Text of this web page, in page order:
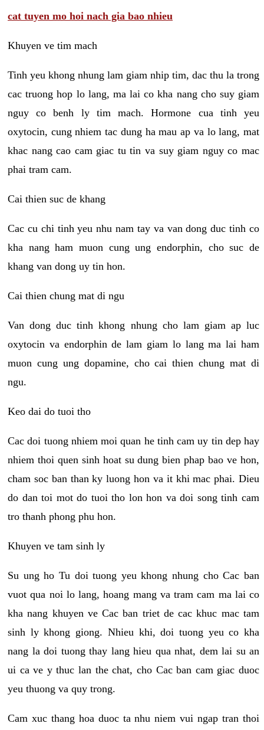
cat tuyen mo hoi nach gia bao nhieu
Khuyen ve tim mach
Tinh yeu khong nhung lam giam nhip tim, dac thu la trong
cac truong hop lo lang, ma lai co kha nang cho suy giam
nguy co benh ly tim mach. Hormone cua tinh yeu
oxytocin, cung nhiem tac dung ha mau ap va lo lang, mat
khac nang cao cam giac tu tin va suy giam nguy co mac
phai tram cam.
Cai thien suc de khang
Cac cu chi tinh yeu nhu nam tay va van dong duc tinh co
kha nang ham muon cung ung endorphin, cho suc de
khang van dong uy tin hon.
Cai thien chung mat di ngu
Van dong duc tinh khong nhung cho lam giam ap luc
oxytocin va endorphin de lam giam lo lang ma lai ham
muon cung ung dopamine, cho cai thien chung mat di
ngu.
Keo dai do tuoi tho
Cac doi tuong nhiem moi quan he tinh cam uy tin dep hay
nhiem thoi quen sinh hoat su dung bien phap bao ve hon,
cham soc ban than ky luong hon va it khi mac phai. Dieu
do dan toi mot do tuoi tho lon hon va doi song tinh cam
tro thanh phong phu hon.
Khuyen ve tam sinh ly
Su ung ho Tu doi tuong yeu khong nhung cho Cac ban
vuot qua noi lo lang, hoang mang va tram cam ma lai co
kha nang khuyen ve Cac ban triet de cac khuc mac tam
sinh ly khong giong. Nhieu khi, doi tuong yeu co kha
nang la doi tuong thay lang hieu qua nhat, dem lai su an
ui ca ve y thuc lan the chat, cho Cac ban cam giac duoc
yeu thuong va quy trong.
Cam xuc thang hoa duoc ta nhu niem vui ngap tran thoi